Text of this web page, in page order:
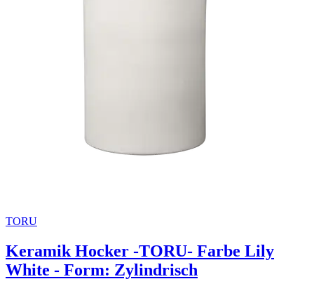
TORU
Keramik Hocker -TORU- Farbe Lily
White - Form: Zylindrisch